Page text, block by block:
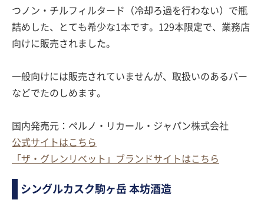
つノン・チルフィルタード（冷却ろ過を行わない）で瓶
詰めした、とても希少な1本です。129本限定で、業務店
向けに販売されました。
一般向けには販売されていませんが、取扱いのあるバー
などでたのしめます。
国内発売元：ペルノ・リカール・ジャパン株式会社
公式サイトはこちら
「ザ・グレンリベット」ブランドサイトはこちら
シングルカスク駒ヶ岳 本坊酒造